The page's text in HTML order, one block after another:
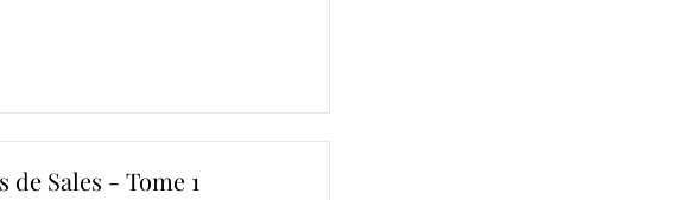
de Sales - Tome 1